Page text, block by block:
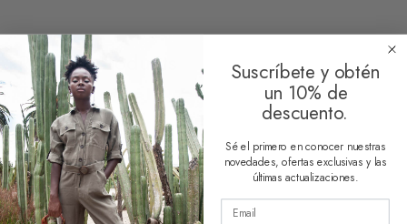
Related products
Sustainable Bag Frida
Sustainable Bag Malena
Suscríbete y obtén
un 10% de
descuento.
Sé el primero en conocer nuestras
novedades, ofertas exclusivas y las
últimas actualizaciones.